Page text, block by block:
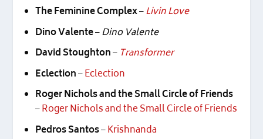
The Feminine Complex–Livin Love
Dino Valente–Dino Valente
David Stoughton– Transformer
Eclection–Eclection
Roger Nichols and the Small Circle of Friends
–Roger Nichols and the Small Circle of Friends
Pedros Santos–Krishnanda